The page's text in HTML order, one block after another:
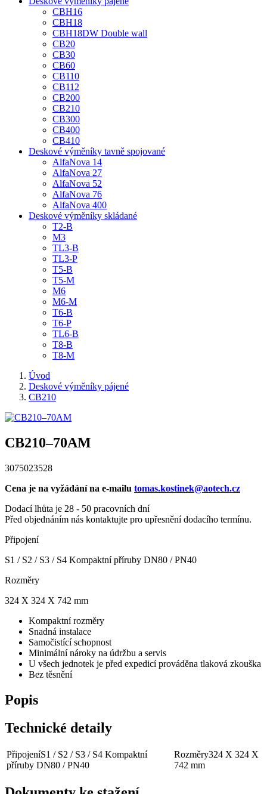
CBH16
CBH18
CBH18DW Double wall
CB20
CB30
CB60
CB110
CB112
CB200
CB210
CB300
CB400
CB410
Deskové výměníky tavně spojované
AlfaNova 14
AlfaNova 27
AlfaNova 52
AlfaNova 76
AlfaNova 400
Deskové výměníky skládané
T2-B
M3
TL3-B
TL3-P
T5-B
T5-M
M6
M6-M
T6-B
T6-P
TL6-B
T8-B
T8-M
Úvod
Deskové výměníky pájené
CB210
CB210–70AM
3075023528
Cena je na vyžádání na e-mailu tomas.kostinek@aotech.cz
Dodací lhůta je 28 - 50 pracovních dní
Před objednáním nás kontaktujte pro upřesnění dodacího termínu.
Připojení
S1 / S2 / S3 / S4 Kompaktní příruby DN80 / PN40
Rozměry
324 X 324 X 742 mm
Kompaktní rozměry
Snadná instalace
Samočistící schopnost
Minimální nároky na údržbu a servis
U všech jednotek je před expedicí prováděna tlaková zkouška
Bez těsnění
Popis
Technické detaily
PřipojeníS1 / S2 / S3 / S4 Kompaktní
příruby DN80 / PN40
Rozměry324 X 324 X
742 mm